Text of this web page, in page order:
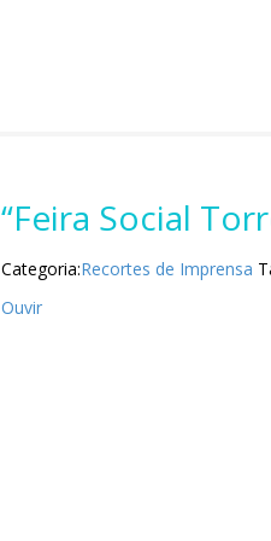
“Feira Social
Categoria:Recortes de Imprensa
Ouvir